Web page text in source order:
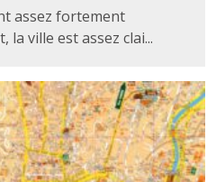
assez fortement
la ville est assez clai...